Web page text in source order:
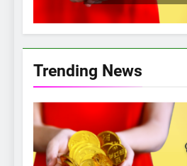
Trending News